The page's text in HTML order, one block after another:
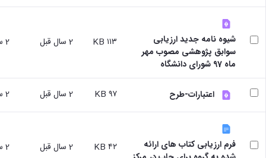
شیوه نامه جدید ارزیابی
سوابق پژوهشی مصوب مهر
ماه 97 شورای دانشگاه
۱۱۳ KB 2 سال قبل 2 سال قبل
اعتبارات-طرح ۹۷ KB 2 سال قبل 2 سال قبل
فرم ارزیابی کتاب های ارائه
۴۲ KB 2 سال قبل 2 سال قبل